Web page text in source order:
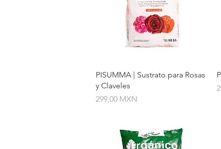
Vista rápida
PISUMMA | Sustrato para Rosas
y Claveles
Precio
299,00 MXN